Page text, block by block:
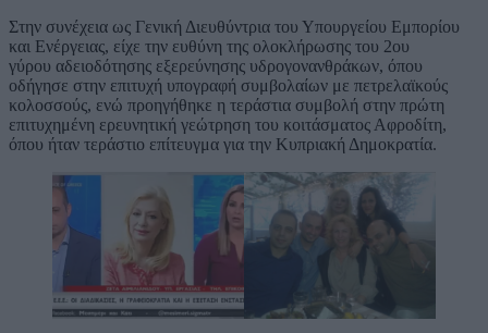
Στην συνέχεια ως Γενική Διευθύντρια του Υπουργείου Εμπορίου
και Ενέργειας, είχε την ευθύνη της ολοκλήρωσης του 2ου
γύρου αδειοδότησης εξερεύνησης υδρογονανθράκων, όπου
οδήγησε στην επιτυχή υπογραφή συμβολαίων με πετρελαϊκούς
κολοσσούς, ενώ προηγήθηκε η τεράστια συμβολή στην πρώτη
επιτυχημένη ερευνητική γεώτρηση του κοιτάσματος Αφροδίτη,
όπου ήταν τεράστιο επίτευγμα για την Κυπριακή Δημοκρατία.